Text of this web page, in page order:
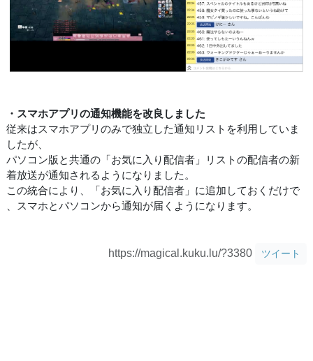
・スマホアプリの通知機能を改良しました
従来はスマホアプリのみで独立した通知リストを利用していま
したが、
パソコン版と共通の「お気に入り配信者」リストの配信者の新
着放送が通知されるようになりました。
この統合により、「お気に入り配信者」に追加しておくだけで
、スマホとパソコンから通知が届くようになります。
https://magical.kuku.lu/?3380 ツイート